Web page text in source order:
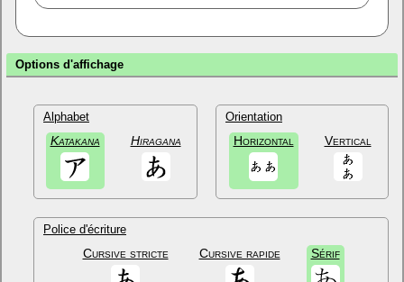
Options d'affichage
Alphabet
Katakana Hiragana
Orientation
Horizontal Vertical
Police d'écriture
Cursive stricte Cursive rapide Sérif